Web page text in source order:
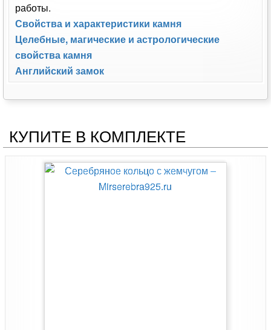
работы.
Свойства и характеристики камня
Целебные, магические и астрологические
свойства камня
Английский замок
КУПИТЕ В КОМПЛЕКТЕ